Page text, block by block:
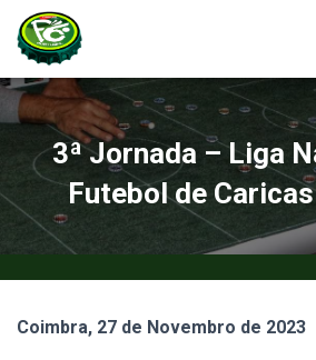
3ª Jornada – Liga
Futebol de
Coimbra, 27 de Novembro de 2023